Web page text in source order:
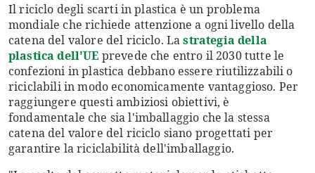
Il riciclo degli scarti in plastica è un problema
mondiale che richiede attenzione a ogni livello della
catena del valore del riciclo. Lastrategia della
plastica dell'UE prevede che entro il 2030 tutte le
confezioni in plastica debbano essere riutilizzabili o
riciclabili in modo economicamente vantaggioso. Per
raggiungere questi ambiziosi obiettivi, è
fondamentale che sia l'imballaggio che la stessa
catena del valore del riciclo siano progettati per
garantire la riciclabilità dell'imballaggio.